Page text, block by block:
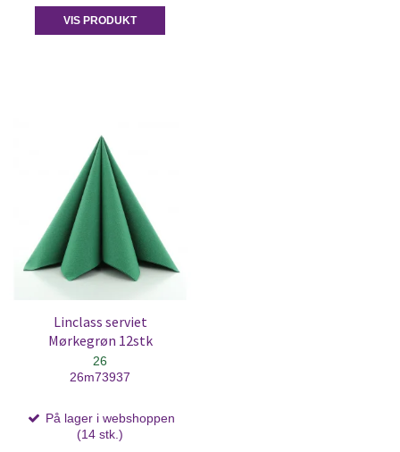
VIS PRODUKT
Linclass serviet
Mørkegrøn 12stk
26
26m73937
På lager i webshoppen
(14 stk.)